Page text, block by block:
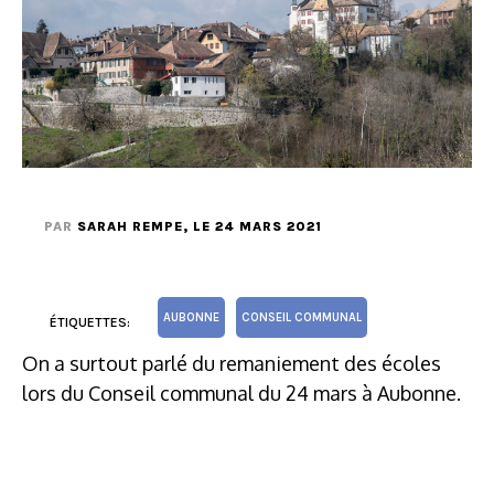
PAR SARAH REMPE, LE 24 MARS 2021
ÉTIQUETTES: AUBONNE CONSEIL COMMUNAL
On a surtout parlé du remaniement des écoles
lors du Conseil communal du 24 mars à Aubonne.